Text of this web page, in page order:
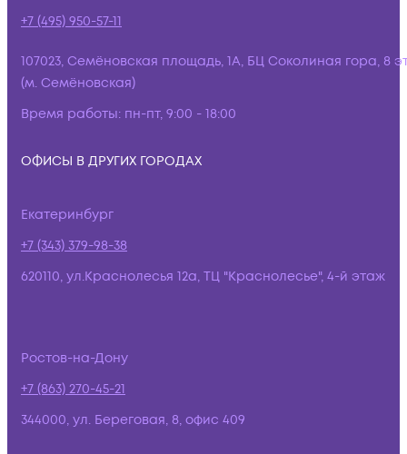
+7 (495) 950-57-11
107023, Семёновская площадь, 1А, БЦ Соколиная гора, 8
(м. Семёновская)
Время работы: пн-пт, 9:00 - 18:00
ОФИСЫ В ДРУГИХ ГОРОДАХ
Екатеринбург
+7 (343) 379-98-38
620110, ул.Краснолесья 12а, ТЦ "Краснолесье", 4-й этаж
Ростов-на-Дону
+7 (863) 270-45-21
344000, ул. Береговая, 8, офис 409